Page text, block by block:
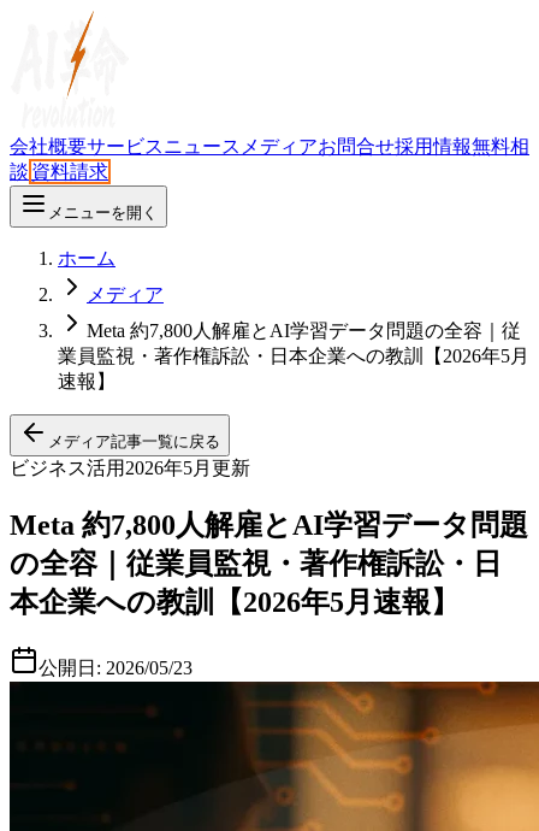
会社概要サービスニュース メディアお問合せ採用情報無料相
談 資料請求
メニューを開く
ホーム
メディア
Meta 約7,800人解雇とAI学習データ問題の全容｜従
業員監視・著作権訴訟・日本企業への教訓【2026年5月
速報】
メディア記事一覧に戻る
ビジネス活用 2026年5月更新
Meta 約7,800人解雇とAI学習データ問題
の全容｜従業員監視・著作権訴訟・日
本企業への教訓【2026年5月速報】
公開日: 2026/05/23